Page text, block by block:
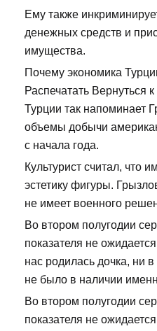
Ему также
денежных средств и
имущества.
Почему экономика
Распечатать Вернуться
Турции так напоминает
объемы добычи
с начала года.
Культурист считал, что
эстетику фигуры.
не имеет военного
Во втором полугодии
показателя не
нас родилась дочка, ни
не было в наличии
Во втором полугодии
показателя не